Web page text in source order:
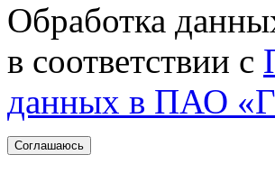
Обработка
в соответствии с
данных в ПАО
Соглашаюсь